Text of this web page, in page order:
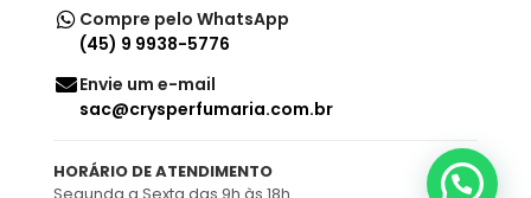
Compre pelo WhatsApp
(45) 9 9938-5776
Envie um e-mail
sac@crysperfumaria.com.br
HORÁRIO DE ATENDIMENTO